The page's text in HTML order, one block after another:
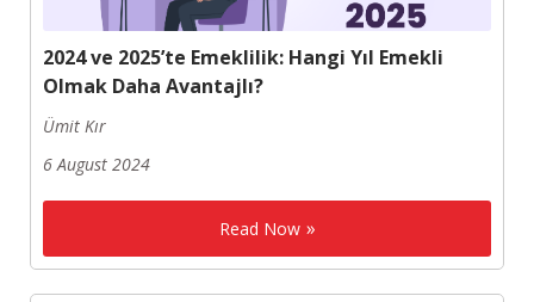
2024 ve 2025’te Emeklilik: Hangi Yıl Emekli
Olmak Daha Avantajlı?
Ümit Kır
6 August 2024
Read Now